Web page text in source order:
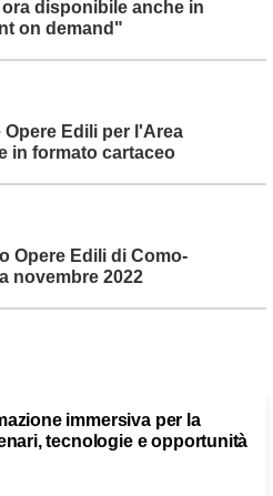
disponibile anche in
on demand"
Edili per l'Area
in formato cartaceo
Opere Edili di Como-
novembre 2022
immersiva per la
tecnologie e opportunità